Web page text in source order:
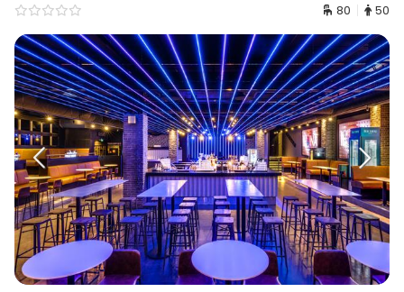
80 50